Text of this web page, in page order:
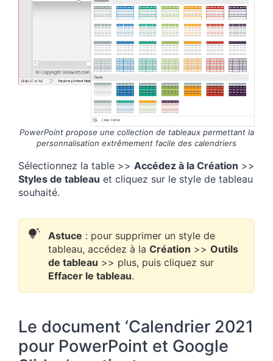
PowerPoint propose une collection de tableaux permettant la
personnalisation extrêmement facile des calendriers
Sélectionnez la table >> Accédez à la Création >>
Styles de tableau et cliquez sur le style de tableau
souhaité.
Astuce : pour supprimer un style de
tableau, accédez à la Création >> Outils
de tableau >> plus, puis cliquez sur
Effacer le tableau.
Le document ‘Calendrier 2021
pour PowerPoint et Google